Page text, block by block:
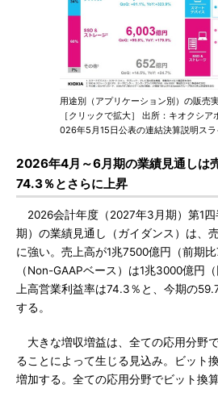
用途別（アプリケーション別）の販売
［クリックで拡大］ 出所：キオクシ
026年5月15日公表の連結決算説明スラ
2026年4月～6月期の業績見通しは
74.3％とさらに上昇
2026会計年度（2027年3月期）第1四
期）の業績見通し（ガイダンス）は、
に強い。売上高が1兆7500億円（前期
（Non-GAAPベース）は1兆3000億円
上高営業利益率は74.3％と、今期の
する。
大きな増収増益は、全ての応用分野
ることによって生じる見込み。ビット
増加する。全ての応用分野でビット換